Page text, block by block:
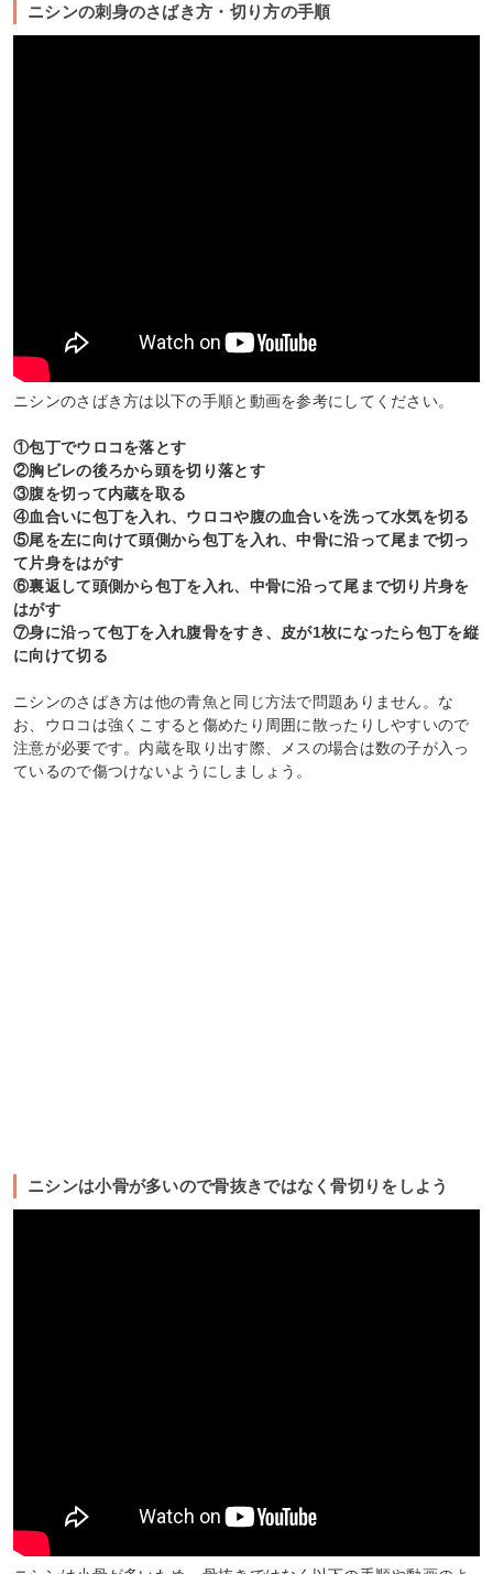
ニシンの刺身のさばき方・切り方の手順
ニシンのさばき方は以下の手順と動画を参考にしてください。
①包丁でウロコを落とす
②胸ビレの後ろから頭を切り落とす
③腹を切って内蔵を取る
④血合いに包丁を入れ、ウロコや腹の血合いを洗って水気を切る
⑤尾を左に向けて頭側から包丁を入れ、中骨に沿って尾まで切っ
て片身をはがす
⑥裏返して頭側から包丁を入れ、中骨に沿って尾まで切り片身を
はがす
⑦身に沿って包丁を入れ腹骨をすき、皮が1枚になったら包丁を縦
に向けて切る
ニシンのさばき方は他の青魚と同じ方法で問題ありません。な
お、ウロコは強くこすると傷めたり周囲に散ったりしやすいので
注意が必要です。内蔵を取り出す際、メスの場合は数の子が入っ
ているので傷つけないようにしましょう。
ニシンは小骨が多いので骨抜きではなく骨切りをしよう